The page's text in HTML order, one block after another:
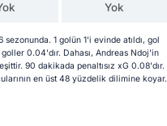
Yok
1 golün 1'i evinde atıldı, gol
0.04'dır. Dahası, Andreas Ndoj'in
90 dakikada penaltısız xG 0.08'dır.
en üst 48 yüzdelik dilimine koyar.